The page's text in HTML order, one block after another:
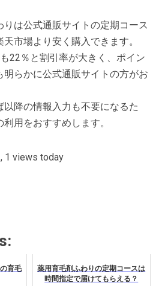
りは公式通販サイトの定期コース
市場より安く購入できます。
22％と割引率が大きく、ポイン
明らかに公式通販サイトの方がお
降の情報入力も不要になるた
用をおすすめします。
, 1 views today
育毛
薬用育毛剤ふわりの定期コースは
時間指定で届けてもらえる？